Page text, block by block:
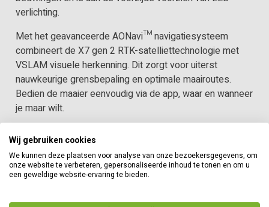
verlichting.
Met het geavanceerde AONavi™ navigatiesysteem
combineert de X7 gen 2 RTK-satelliettechnologie met
VSLAM visuele herkenning. Dit zorgt voor uiterst
nauwkeurige grensbepaling en optimale maairoutes.
Bedien de maaier eenvoudig via de app, waar en wanneer
je maar wilt.
Vision AI-systeem, waarmee hij automatisch obstakels
detecteert en hieromheen navigeert. Deze slimme
technologie, aangestuurd door kunstmatige intelligentie,
tuin met bomen, bloembedden of andere objecten.
Wij gebruiken cookies
We kunnen deze plaatsen voor analyse van onze bezoekersgegevens, om
onze website te verbeteren, gepersonaliseerde inhoud te tonen en om u
een geweldige website-ervaring te bieden.